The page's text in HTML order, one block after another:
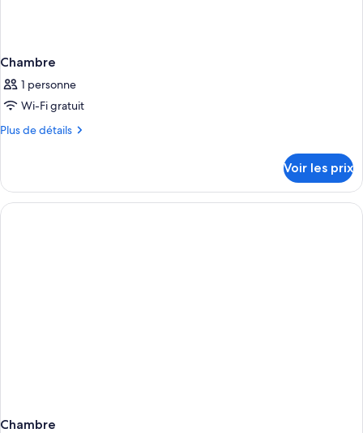
Chambre
1 personne
Wi-Fi gratuit
Plus de détails
Plus
le
type
de
Voir les prix
Chambre